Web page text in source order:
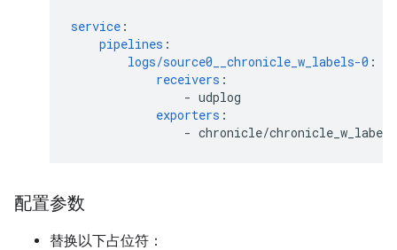
service :
pipelines :
logs/source0__chronicle_w_labels-0 :
receivers :
- udplog
exporters :
- chronicle/chronicle_w_labels
配置参数
替换以下占位符：